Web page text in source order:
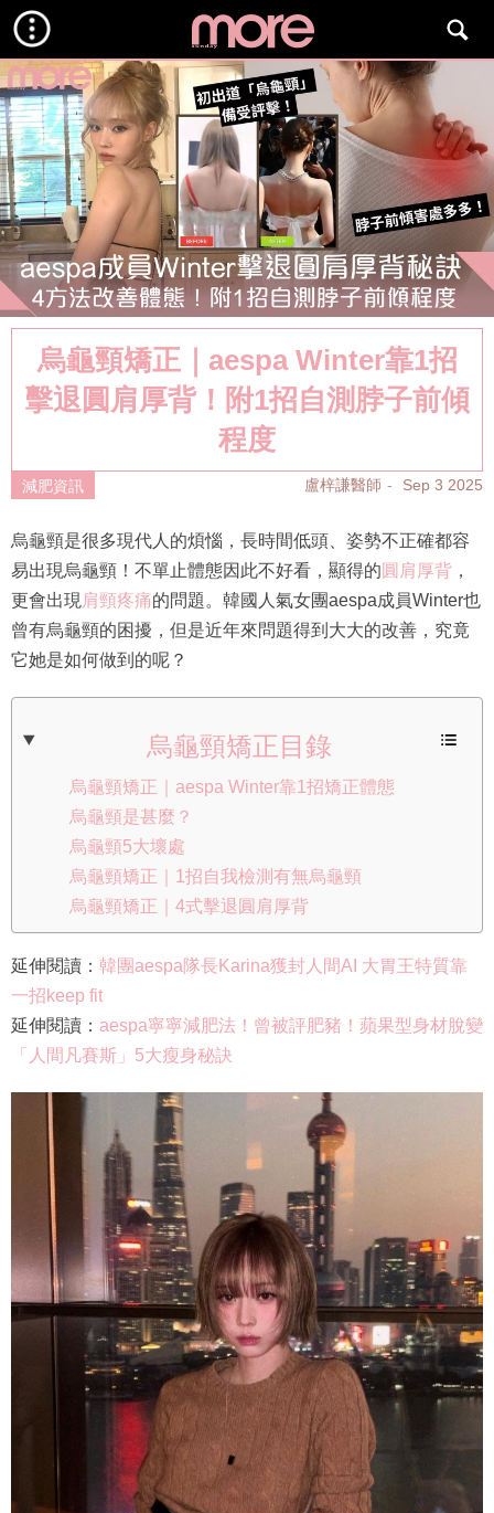
烏龜頸矯正｜aespa Winter靠1招
擊退圓肩厚背！附1招自測脖子前傾
程度
減肥資訊 盧梓謙醫師 Sep 3 2025
烏龜頸是很多現代人的煩惱，長時間低頭、姿勢不正確都容
易出現烏龜頸！不單止體態因此不好看，顯得的 圓肩厚背 ，
更會出現 肩頸疼痛的問題。韓國人氣女團aespa成員Winter也
曾有烏龜頸的困擾，但是近年來問題得到大大的改善，究竟
它她是如何做到的呢？
烏龜頸矯正目錄
烏龜頸矯正｜aespa Winter靠1招矯正體態
烏龜頸是甚麼？
烏龜頸5大壞處
烏龜頸矯正｜1招自我檢測有無烏龜頸
烏龜頸矯正｜4式擊退圓肩厚背
延伸閱讀： 韓團aespa隊長Karina獲封人間AI 大胃王特質靠
一招keep fit
延伸閱讀： aespa寧寧減肥法！曾被評肥豬！蘋果型身材脫變
「人間凡賽斯」5大瘦身秘訣